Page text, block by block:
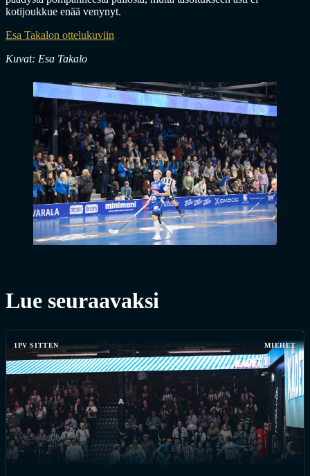
kotijoukkue enää venynyt.
Esa Takalon ottelukuviin
Kuvat: Esa Takalo
Lue seuraavaksi
1PV SITTEN MIEHET